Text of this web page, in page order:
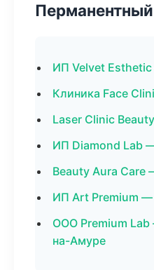
ИП Velvet
Клиника Face
Laser Clinic
ИП Diamond Lab
Beauty Aura Care
ИП Art Premium
ООО Premium
на-Амуре